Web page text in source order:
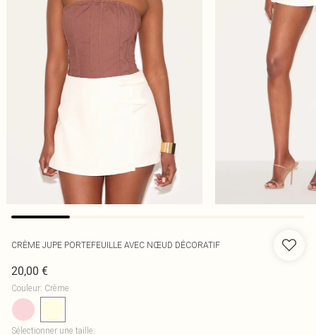
CRÈME JUPE PORTEFEUILLE AVEC NŒUD DÉCORATIF
20,00 €
Couleur: Crème
Sélectionner une taille: